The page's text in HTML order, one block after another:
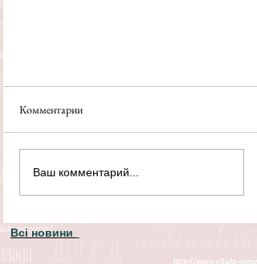
Комментарии
Ваш комментарий...
Всі новини